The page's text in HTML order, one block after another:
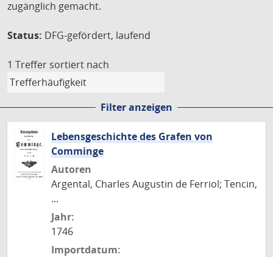
zugänglich gemacht.
Status: DFG-gefördert, laufend
1 Treffer sortiert nach
Filter anzeigen
Lebensgeschichte des Grafen von
Comminge
Autoren
Argental, Charles Augustin de Ferriol; Tencin,
...
Jahr:
1746
Importdatum: